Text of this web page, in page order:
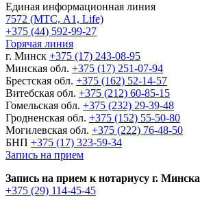
Единая информационная линия
7572 (МТС, A1, Life)
+375 (44) 592-99-27
Горячая линия
г. Минск +375 (17) 243-08-95
Минская обл. +375 (17) 251-07-94
Брестская обл. +375 (162) 52-14-57
Витебская обл. +375 (212) 60-85-15
Гомельская обл. +375 (232) 29-39-48
Гродненская обл. +375 (152) 55-50-80
Могилевская обл. +375 (222) 76-48-50
БНП +375 (17) 323-59-34
Запись на прием
Запись на прием к нотариусу г. Минска
+375 (29) 114-45-45